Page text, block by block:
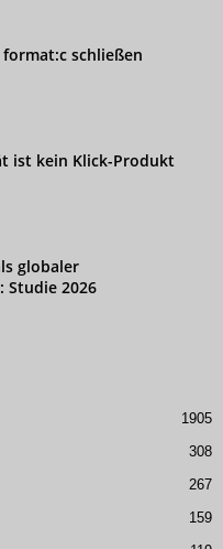
schließen
ist kein Klick-Produkt
globaler
2026
1905
308
267
159